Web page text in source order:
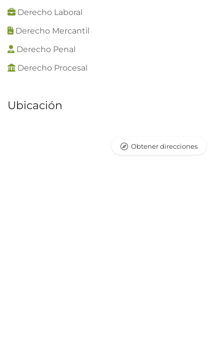
Derecho Laboral
Derecho Mercantil
Derecho Penal
Derecho Procesal
Ubicación
Obtener direcciones